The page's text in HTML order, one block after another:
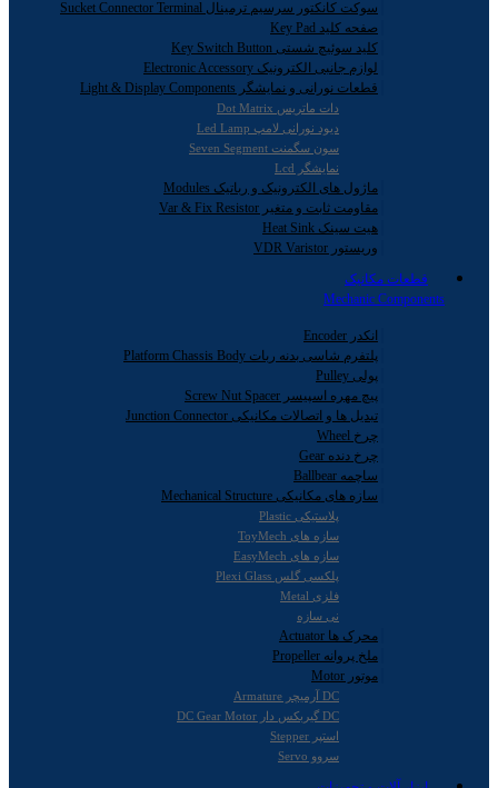
سوکت کانکتور سرسیم ترمینال Sucket Connector Terminal
صفحه کلید Key Pad
کلید سوئیچ شستی Key Switch Button
لوازم جانبی الکترونیک Electronic Accessory
قطعات نورانی و نمایشگر Light & Display Components
دات ماتریس Dot Matrix
دیود نورانی لامپ Led Lamp
سون سگمنت Seven Segment
نمایشگر Lcd
ماژول های الکترونیک و رباتیک Modules
مقاومت ثابت و متغیر Var & Fix Resistor
هیت سینک Heat Sink
وریستور VDR Varistor
قطعات مکانیک
Mechanic Components
انکدر Encoder
پلتفرم شاسی بدنه ربات Platform Chassis Body
پولی Pulley
پیچ مهره اسپیسر Screw Nut Spacer
تبدیل ها و اتصالات مکانیکی Junction Connector
چرخ Wheel
چرخ دنده Gear
ساچمه Ballbear
سازه های مکانیکی Mechanical Structure
پلاستیکی Plastic
سازه های ToyMech
سازه های EasyMech
پلکسی گلس Plexi Glass
فلزی Metal
نی سازه
محرک ها Actuator
ملخ پروانه Propeller
موتور Motor
DC آرمیچر Armature
DC گیربکس دار DC Gear Motor
استپر Stepper
سروو Servo